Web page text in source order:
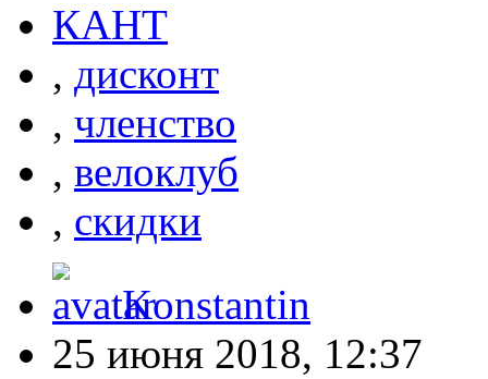
КАНТ
, дисконт
, членство
, велоклуб
, скидки
Konstantin
25 июня 2018, 12:37